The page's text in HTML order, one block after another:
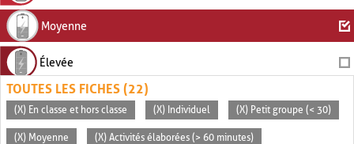
Moyenne
Élevée
TOUTES LES FICHES (22)
(X) En classe et hors classe (X) Individuel (X) Petit groupe (< 30)
(X) Moyenne (X) Activités élaborées (> 60 minutes)